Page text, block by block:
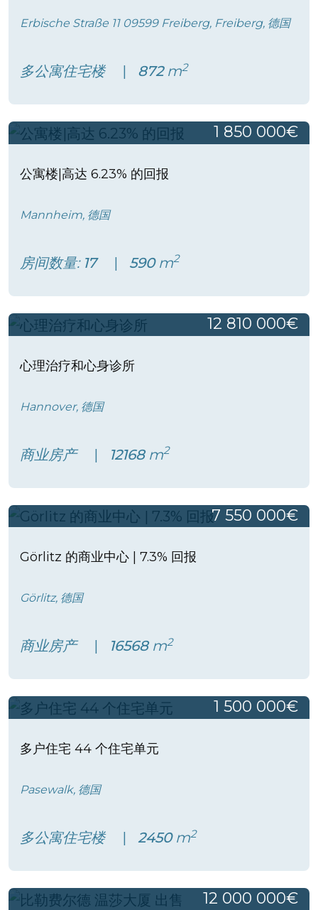
Erbische Straße 11 09599 Freiberg, Freiberg, 德国
多公寓住宅楼 872m2
1 850 000€
公寓楼|高达 6.23% 的回报
Mannheim, 德国
房间数量: 17 590m2
12 810 000€
心理治疗和心身诊所
Hannover, 德国
商业房产 12168m2
7 550 000€
Görlitz 的商业中心 | 7.3% 回报
Görlitz, 德国
商业房产 16568m2
1 500 000€
多户住宅 44 个住宅单元
Pasewalk, 德国
多公寓住宅楼 2450m2
12 000 000€